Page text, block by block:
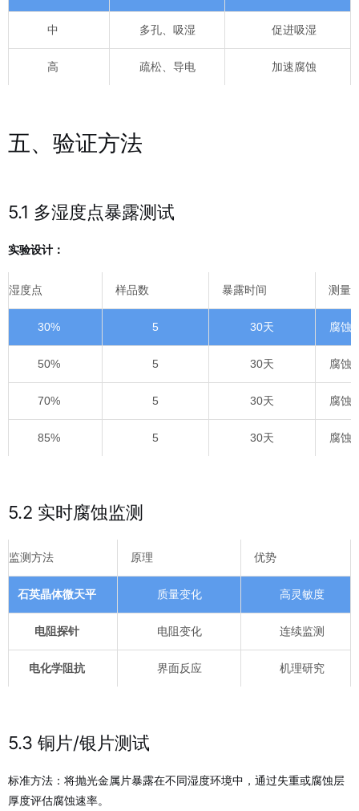
中 多孔、吸湿 促进吸湿
高 疏松、导电 加速腐蚀
五、验证方法
5.1 多湿度点暴露测试
实验设计：
湿度点 样品数 暴露时间 测量
30% 5 30天 腐蚀
50% 5 30天 腐蚀
70% 5 30天 腐蚀
85% 5 30天 腐蚀
5.2 实时腐蚀监测
监测方法 原理 优势
石英晶体微天平 质量变化 高灵敏度
电阻探针 电阻变化 连续监测
电化学阻抗 界面反应 机理研究
5.3 铜片/银片测试
标准方法：将抛光金属片暴露在不同湿度环境中，通过失重或腐蚀层
厚度评估腐蚀速率。